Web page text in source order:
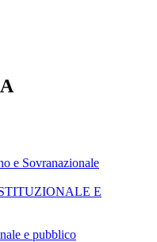
e Sovranazionale
E
e pubblico